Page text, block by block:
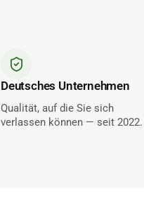
Deutsches Unternehmen
Qualität, auf die Sie sich
verlassen können — seit 2022.